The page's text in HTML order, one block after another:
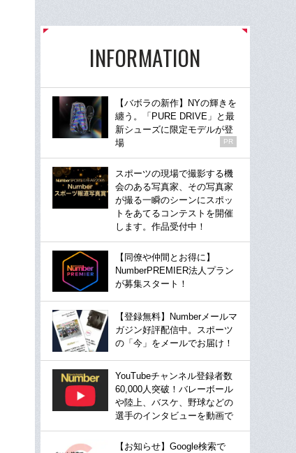
INFORMATION
【バボラの新作】NYの輝きを
纏う。「PURE DRIVE」と最
新シューズに限定モデルが登
場
PR
スポーツの現場で撮影する機
会のある写真家、その写真家
が撮る一瞬のシーンにスポッ
トをあてるコンテストを開催
します。作品受付中！
【同僚や仲間とお得に】
NumberPREMIER法人プラン
が募集スタート！
【登録無料】Numberメールマ
ガジン好評配信中。スポーツ
の「今」をメールでお届け！
YouTubeチャンネル登録者数
60,000人突破！バレーボール
や陸上、バスケ、野球などの
選手のインタビューを動画で
【お知らせ】Google検索で